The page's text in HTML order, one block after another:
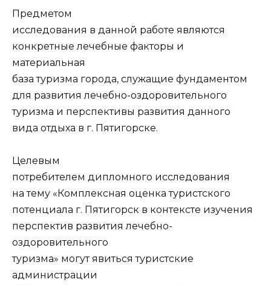
Предметом
исследования в данной работе являются
конкретные лечебные факторы и
материальная
база туризма города, служащие фундаментом
для развития лечебно-оздоровительного
туризма и перспективы развития данного
вида отдыха в г. Пятигорске.
Целевым
потребителем дипломного исследования
на тему «Комплексная оценка туристского
потенциала г. Пятигорск в контексте изучения
перспектив развития лечебно-
оздоровительного
туризма» могут явиться туристские
администрации